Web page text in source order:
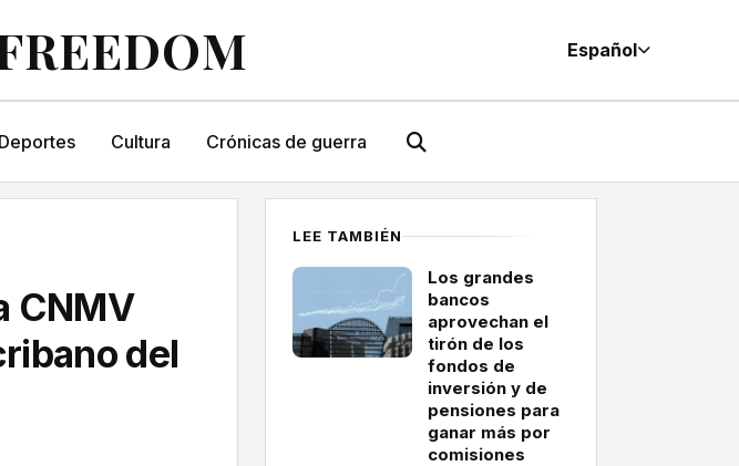
Español
Deportes Cultura Crónicas de guerra
CNMV
del
LEE TAMBIÉN
Los grandes
bancos
aprovechan el
tirón de los
fondos de
inversión y de
pensiones para
ganar más por
comisiones